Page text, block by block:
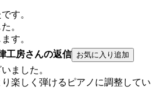
す。
。
す。
工房さんの返信
ました。
楽しく弾けるピアノに調整してい